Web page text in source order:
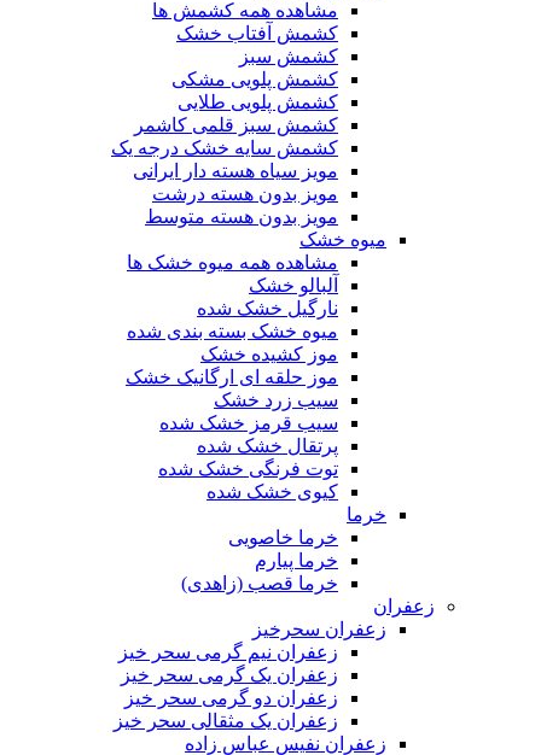
مشاهده همه کشمش ها
کشمش آفتاب خشک
کشمش سبز
کشمش پلویی مشکی
کشمش پلویی طلایی
کشمش سبز قلمی کاشمر
کشمش سایه خشک درجه یک
مویز سیاه هسته دار ایرانی
مویز بدون هسته درشت
مویز بدون هسته متوسط
میوه خشک
مشاهده همه میوه خشک ها
آلبالو خشک
نارگیل خشک شده
میوه خشک بسته بندی شده
موز کشیده خشک
موز حلقه ای ارگانیک خشک
سیب زرد خشک
سیب قرمز خشک شده
پرتقال خشک شده
توت فرنگی خشک شده
کیوی خشک شده
خرما
خرما خاصویی
خرما پیارم
خرما قصب (زاهدی)
زعفران
زعفران سحرخیز
زعفران نیم گرمی سحر خیز
زعفران یک گرمی سحر خیز
زعفران دو گرمی سحر خیز
زعفران یک مثقالی سحر خیز
زعفران نفیس عباس زاده